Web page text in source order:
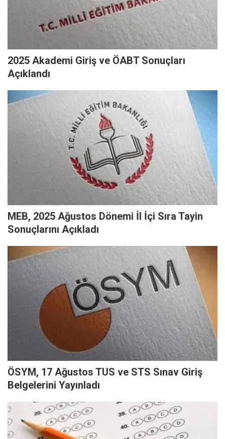
2025 Akademi Giriş ve ÖABT Sonuçları
Açıklandı
MEB, 2025 Ağustos Dönemi İl İçi Sıra Tayin
Sonuçlarını Açıkladı
ÖSYM, 17 Ağustos TUS ve STS Sınav Giriş
Belgelerini Yayınladı